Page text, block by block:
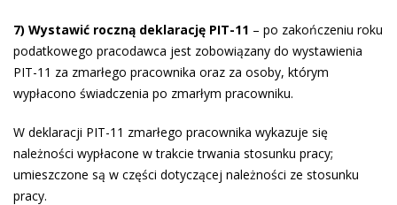
7) Wystawić roczną deklarację PIT-11 – po zakończeniu roku
podatkowego pracodawca jest zobowiązany do wystawienia
PIT-11 za zmarłego pracownika oraz za osoby, którym
wypłacono świadczenia po zmarłym pracowniku.
W deklaracji PIT-11 zmarłego pracownika wykazuje się
należności wypłacone w trakcie trwania stosunku pracy;
umieszczone są w części dotyczącej należności ze stosunku
pracy.